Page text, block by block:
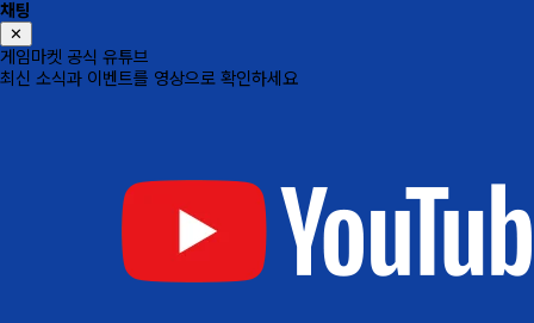
채팅
✕
게임마켓 공식 유튜브
최신 소식과 이벤트를 영상으로 확인하세요